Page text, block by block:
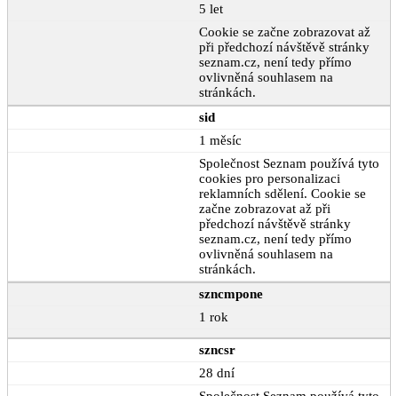
5 let
Cookie se začne zobrazovat až
při předchozí návštěvě stránky
seznam.cz, není tedy přímo
ovlivněná souhlasem na
stránkách.
sid
1 měsíc
Společnost Seznam používá tyto
cookies pro personalizaci
reklamních sdělení. Cookie se
začne zobrazovat až při
předchozí návštěvě stránky
seznam.cz, není tedy přímo
ovlivněná souhlasem na
stránkách.
szncmpone
1 rok
szncsr
28 dní